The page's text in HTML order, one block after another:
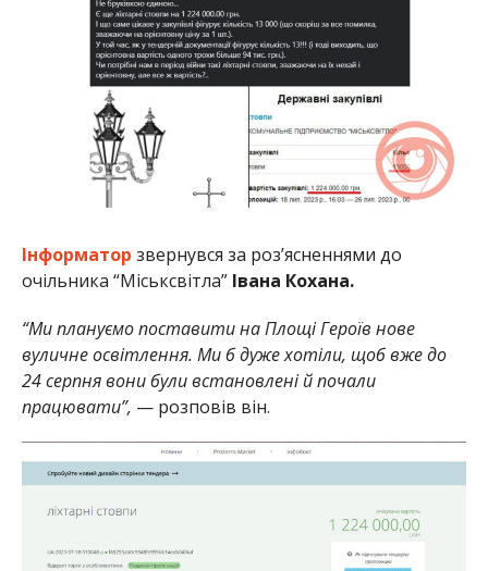
Інформатор звернувся за роз’ясненнями до
очільника “Міськсвітла” Івана Кохана.
“Ми плануємо поставити на Площі Героїв нове
вуличне освітлення. Ми б дуже хотіли, щоб вже до
24 серпня вони були встановлені й почали
працювати”, — розповів він.